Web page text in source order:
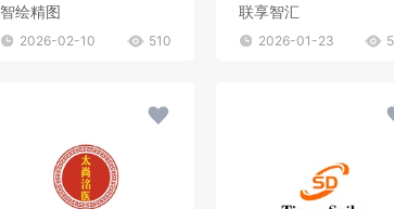
智绘精图
2026-02-10 510
联享智汇
2026-01-23